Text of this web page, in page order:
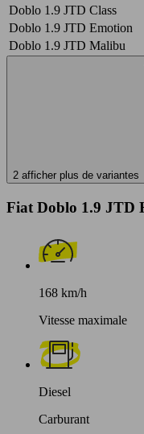
Doblo 1.9 JTD Class
Doblo 1.9 JTD Emotion
Doblo 1.9 JTD Malibu
2 afficher plus de variantes
Fiat Doblo 1.9 JTD
168 km/h
Vitesse maximale
Diesel
Carburant